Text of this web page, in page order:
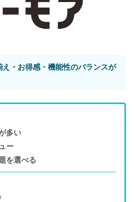
・お得感・機能性のバランスが
多い
ー
を選べる